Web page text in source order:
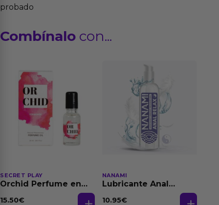
probado
Combínalo con...
SECRET PLAY
Orchid Perfume en
Feromonas 20 ml
15.50€
NANAMI
Lubricante Anal
Dilatación Base Agua
10.95€